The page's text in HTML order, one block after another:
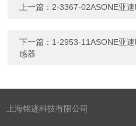
上一篇： 2-3367-02ASONE亚
下一篇： 1-2953-11ASONE亚
感器
上海铭迹科技有限公司